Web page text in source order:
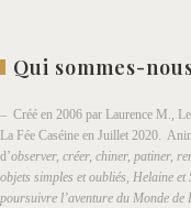
Qui sommes-
– Créé en 2006 par Laurence M.,
La Fée Caséine en Juillet 2020.
d’observer, créer, chiner, patiner,
objets simples et oubliés, Helaine et
poursuivre l’aventure du Monde de